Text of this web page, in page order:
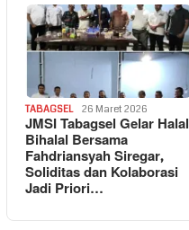
TABAGSEL 26 Maret 2026
JMSI Tabagsel Gelar Halal
Bihalal Bersama
Fahdriansyah Siregar,
Soliditas dan Kolaborasi
Jadi Priori…